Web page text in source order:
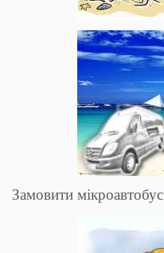
Замовити мікроавтобус